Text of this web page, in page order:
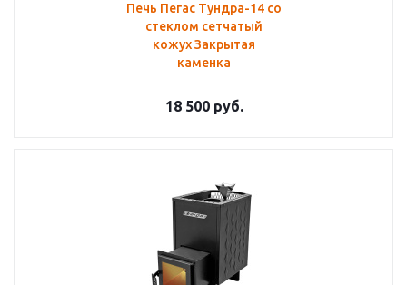
Печь Пегас Тундра-14 со
стеклом сетчатый
кожух Закрытая
каменка
18 500руб.